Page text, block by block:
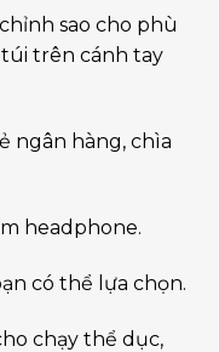
sao cho phù
túi trên cánh tay
ngân hàng, chìa
headphone.
có thể lựa chọn.
chạy thể dục,